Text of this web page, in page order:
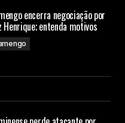
encerra negociação por
Henrique; entenda motivos